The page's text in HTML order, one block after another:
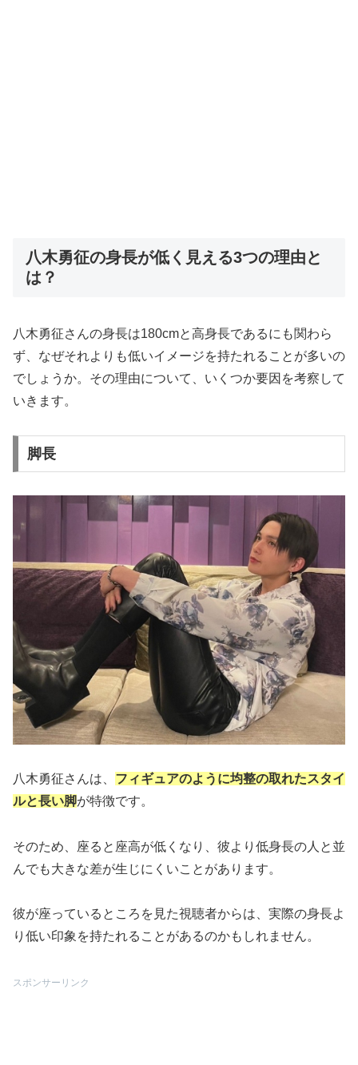
八木勇征の身長が低く見える3つの理由と
は？
八木勇征さんの身長は180cmと高身長であるにも関わら
ず、なぜそれよりも低いイメージを持たれることが多いの
でしょうか。その理由について、いくつか要因を考察して
いきます。
脚長
八木勇征さんは、 フィギュアのように均整の取れたスタイ
ルと長い脚が特徴です。
そのため、座ると座高が低くなり、彼より低身長の人と並
んでも大きな差が生じにくいことがあります。
彼が座っているところを見た視聴者からは、実際の身長よ
り低い印象を持たれることがあるのかもしれません。
スポンサーリンク